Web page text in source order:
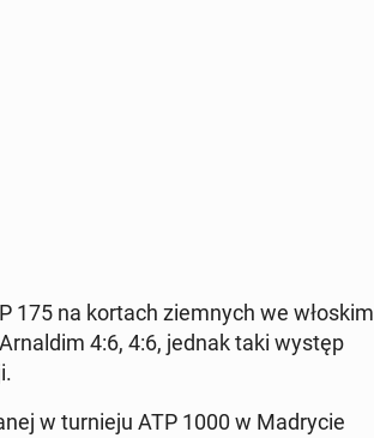
175 na kortach ziem­nych we włoskim
4:6, 4:6, jednak taki występ
w turnieju ATP 1000 w Madrycie